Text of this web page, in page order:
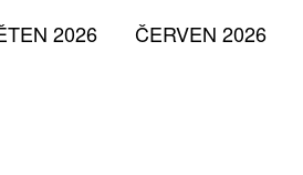
ČERVEN 2026
2026